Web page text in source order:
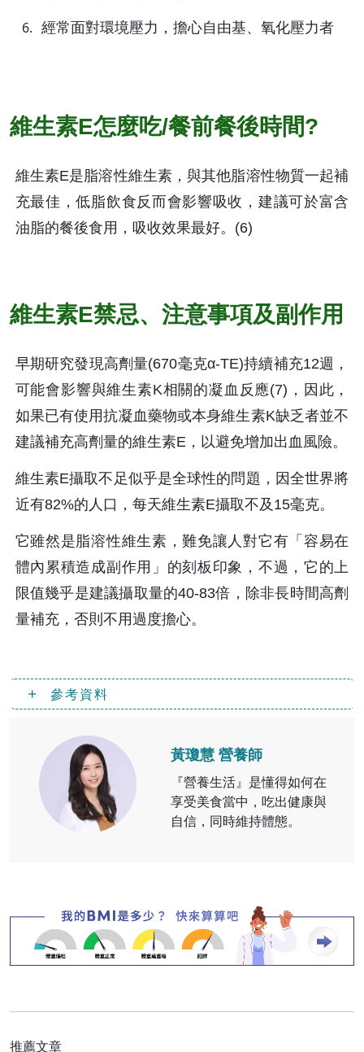
經常面對環境壓力，擔心自由基、氧化壓力者
維生素E怎麼吃/餐前餐後時間?
維生素E是脂溶性維生素，與其他脂溶性物質一起補
充最佳，低脂飲食反而會影響吸收，建議可於富含
油脂的餐後食用，吸收效果最好。(6)
維生素E禁忌、注意事項及副作用
早期研究發現高劑量(670毫克α-TE)持續補充12週，
可能會影響與維生素K相關的凝血反應(7)，因此，
如果已有使用抗凝血藥物或本身維生素K缺乏者並不
建議補充高劑量的維生素E，以避免增加出血風險。
維生素E攝取不足似乎是全球性的問題，因全世界將
近有82%的人口，每天維生素E攝取不及15毫克。
它雖然是脂溶性維生素，難免讓人對它有「容易在
體內累積造成副作用」的刻板印象，不過，它的上
限值幾乎是建議攝取量的40-83倍，除非長時間高劑
量補充，否則不用過度擔心。
參考資料
黃瓊慧 營養師
『營養生活』是懂得如何在
享受美食當中，吃出健康與
自信，同時維持體態。
推薦文章